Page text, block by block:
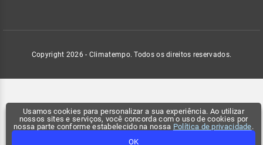
Usamos cookies para personalizar a sua experiência. Ao utilizar
nossos sites e serviços, você concorda com o uso de cookies por
nossa parte conforme estabelecido na nossa Política de privacidade.
OK
Copyright 2026 - Climatempo. Todos os direitos reservados.